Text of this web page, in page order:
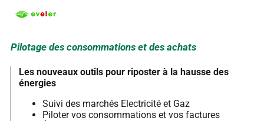
Pilotage des consommations et des achats
Les nouveaux outils pour riposter à la hausse des
énergies
Suivi des marchés Electricité et Gaz
Piloter vos consommations et vos factures